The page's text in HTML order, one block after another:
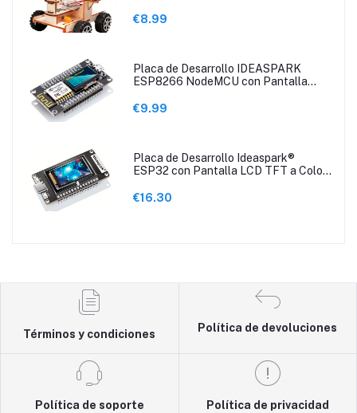
€8.99
Placa de Desarrollo IDEASPARK
ESP8266 NodeMCU con Pantalla
€9.99
Placa de Desarrollo Ideaspark®
ESP32 con Pantalla LCD TFT a Color
€16.30
Términos y condiciones
Política de devoluciones
Política de soporte Política de privacidad